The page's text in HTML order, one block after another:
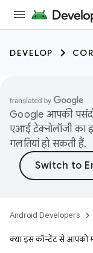
DEVELOP
Google आपकी
एआई टेक्नोलॉजी का
गलतियां हो सकती हैं.
Android Developers
क्या इस कॉन्टेंट से आपको